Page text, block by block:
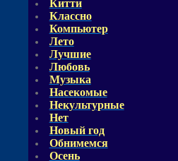
Китти
Классно
Компьютер
Лето
Лучшие
Любовь
Музыка
Насекомые
Некультурные
Нет
Новый год
Обнимемся
Осень